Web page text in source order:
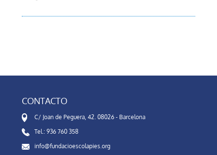
CONTACTO
C/ Joan de Peguera, 42. 08026 - Barcelona
Tel.: 936 760 358
info@fundacioescolapies.org